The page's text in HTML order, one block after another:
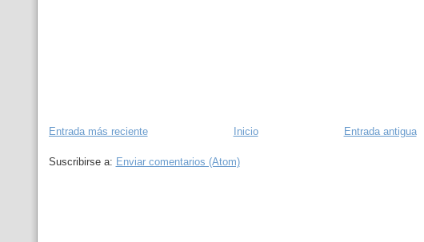
Entrada más reciente Entrada antigua
Inicio
Suscribirse a: Enviar comentarios (Atom)